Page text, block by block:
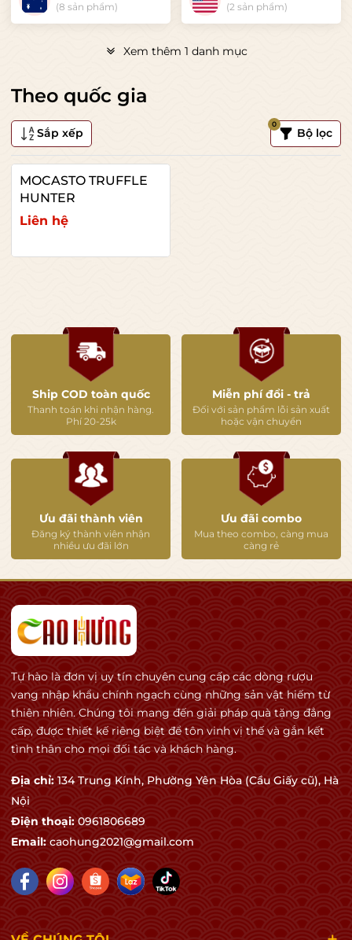
(8 sản phẩm) (2 sản phẩm)
Xem thêm 1 danh mục
Theo quốc gia
Sắp xếp Bộ lọc
0
MOCASTO TRUFFLE
HUNTER
Liên hệ
Ship COD toàn quốc
Thanh toán khi nhận hàng.
Phí 20-25k
Miễn phí đổi - trả
Đối với sản phẩm lỗi sản xuất
hoặc vận chuyển
Ưu đãi thành viên
Đăng ký thành viên nhận
nhiều ưu đãi lớn
Ưu đãi combo
Mua theo combo, càng mua
càng rẻ
Tự hào là đơn vị uy tín chuyên cung cấp các dòng rượu
vang nhập khẩu chính ngạch cùng những sản vật hiếm từ
thiên nhiên. Chúng tôi mang đến giải pháp quà tặng đẳng
cấp, được thiết kế riêng biệt để tôn vinh vị thế và gắn kết
tình thân cho mọi đối tác và khách hàng.
Địa chỉ: 134 Trung Kính, Phường Yên Hòa (Cầu Giấy cũ), Hà
Nội
Điện thoại: 0961806689
Email: caohung2021@gmail.com